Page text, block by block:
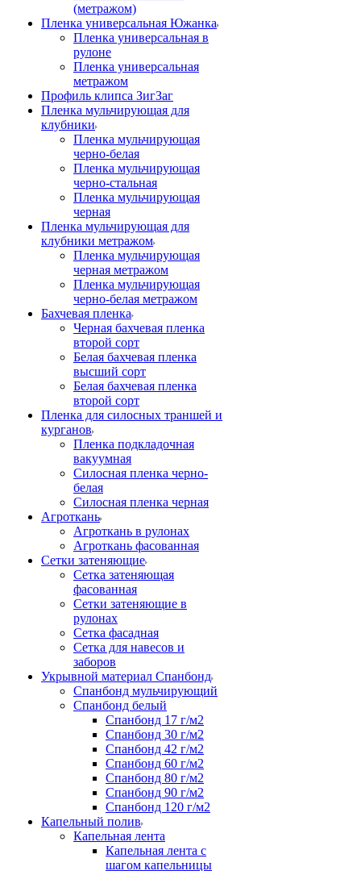
(метражом)
Пленка универсальная Южанка
Пленка универсальная в
рулоне
Пленка универсальная
метражом
Профиль клипса ЗигЗаг
Пленка мульчирующая для
клубники
Пленка мульчирующая
черно-белая
Пленка мульчирующая
черно-стальная
Пленка мульчирующая
черная
Пленка мульчирующая для
клубники метражом
Пленка мульчирующая
черная метражом
Пленка мульчирующая
черно-белая метражом
Бахчевая пленка
Черная бахчевая пленка
второй сорт
Белая бахчевая пленка
высший сорт
Белая бахчевая пленка
второй сорт
Пленка для силосных траншей и
курганов
Пленка подкладочная
вакуумная
Силосная пленка черно-
белая
Силосная пленка черная
Агроткань
Агроткань в рулонах
Агроткань фасованная
Сетки затеняющие
Сетка затеняющая
фасованная
Сетки затеняющие в
рулонах
Сетка фасадная
Сетка для навесов и
заборов
Укрывной материал Спанбонд
Спанбонд мульчирующий
Спанбонд белый
Спанбонд 17 г/м2
Спанбонд 30 г/м2
Спанбонд 42 г/м2
Спанбонд 60 г/м2
Спанбонд 80 г/м2
Спанбонд 90 г/м2
Спанбонд 120 г/м2
Капельный полив
Капельная лента
Капельная лента с
шагом капельницы